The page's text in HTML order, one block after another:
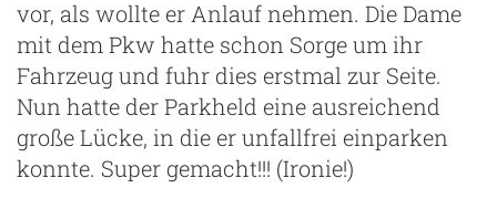
vor, als wollte er Anlauf nehmen. Die Dame
mit dem Pkw hatte schon Sorge um ihr
Fahrzeug und fuhr dies erstmal zur Seite.
Nun hatte der Parkheld eine ausreichend
große Lücke, in die er unfallfrei einparken
konnte. Super gemacht!!! (Ironie!)